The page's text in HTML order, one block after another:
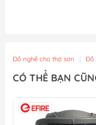
Đồ nghề cho thợ sơn | Đồ
CÓ THỂ BẠN